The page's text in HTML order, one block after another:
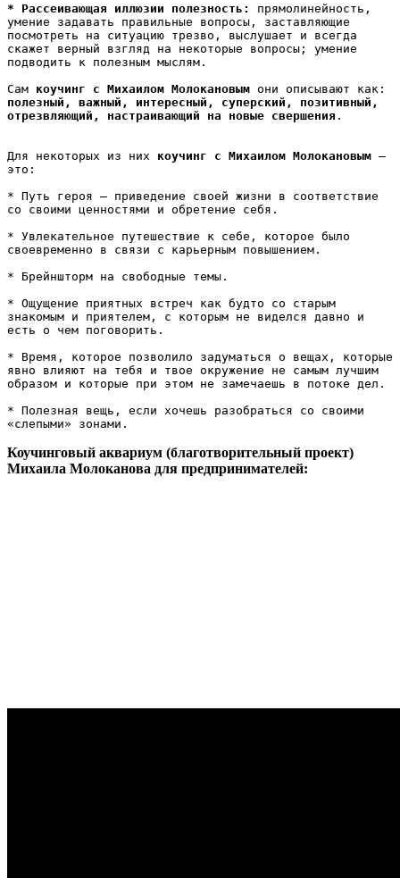
* Рассеивающая иллюзии полезность: прямолинейность,
умение задавать правильные вопросы, заставляющие
посмотреть на ситуацию трезво, выслушает и всегда
скажет верный взгляд на некоторые вопросы; умение
подводить к полезным мыслям.
Сам коучинг с Михаилом Молокановым
полезный, важный, интересный, суперский, позитивный,
отрезвляющий, настраивающий на новые свершения .
Для некоторых из них коучинг с Михаилом Молокановым –
это:
* Путь героя – приведение своей жизни в соответствие
со своими ценностями и обретение себя.
* Увлекательное путешествие к себе, которое было
своевременно в связи с карьерным повышением.
* Брейншторм на свободные темы.
* Ощущение приятных встреч как будто со старым
знакомым и приятелем, с которым не виделся давно и
есть о чем поговорить.
* Время, которое позволило задуматься о вещах, которые
явно влияют на тебя и твое окружение не самым лучшим
образом и которые при этом не замечаешь в потоке дел.
* Полезная вещь, если хочешь разобраться со своими
«слепыми» зонами.
Коучинговый аквариум (благотворительный проект)
Михаила Молоканова для предпринимателей: